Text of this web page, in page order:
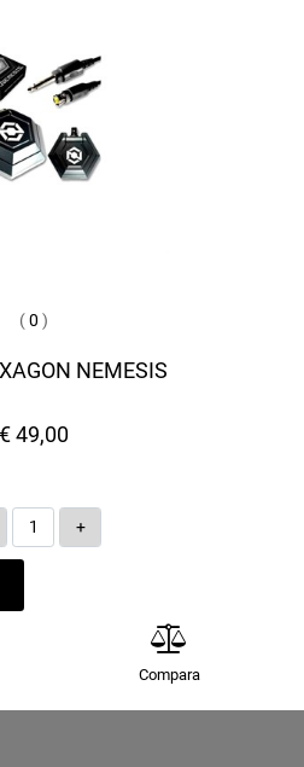
(0 )
NEMESIS
€ 49,00
Quantità
Compara